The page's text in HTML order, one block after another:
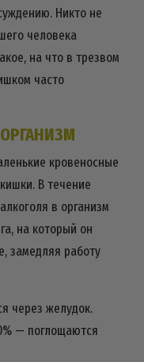
Никто не
человека
на что в трезвом
часто
кровеносные
В течение
в организм
на который он
замедляя работу
через желудок.
— поглощаются